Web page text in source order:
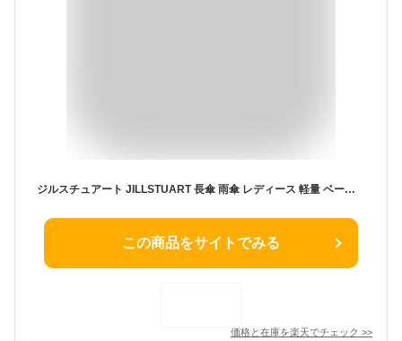
ジルスチュアート JILLSTUART 長傘 雨傘 レディース 軽量 ベージュ レッド ブルー ピンク 1JI 11058
この商品をサイトでみる
価格と在庫を楽天でチェック >>